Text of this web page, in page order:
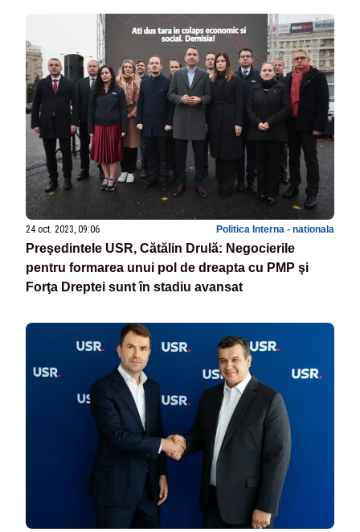
24 oct. 2023, 09:06 Politica Interna - nationala
Preşedintele USR, Cătălin Drulă: Negocierile
pentru formarea unui pol de dreapta cu PMP şi
Forţa Dreptei sunt în stadiu avansat